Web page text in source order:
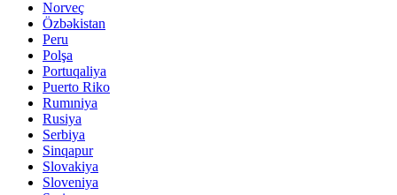
Norveç
Özbəkistan
Peru
Polşa
Portuqaliya
Puerto Riko
Rumıniya
Rusiya
Serbiya
Sinqapur
Slovakiya
Sloveniya